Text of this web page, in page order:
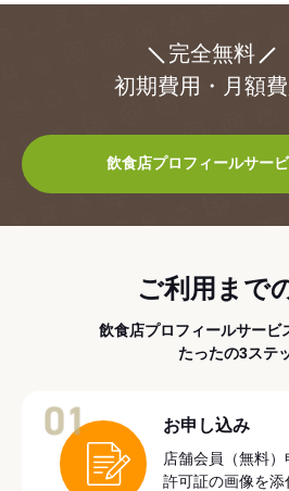
完全無料
初期費用・月額
飲食店プロフィールサー
ご利用まで
飲食店プロフィールサービ
たったの3ステ
お申し込み
店舗会員（無料
許可証の画像を